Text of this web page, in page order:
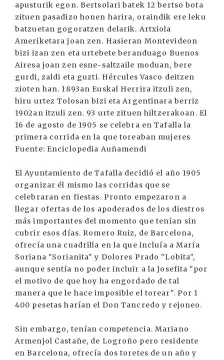
apusturik egon. Bertsolari batek 12 bertso bota
zituen pasadizo honen harira, oraindik ere leku
batzuetan gogoratzen delarik. Artxiola
Ameriketara joan zen. Hasieran Montevideon
bizi izan zen eta urtebete beranduago Buenos
Airesa joan zen esne-saltzaile moduan, bere
gurdi, zaldi eta guzti. Hércules Vasco deitzen
zioten han. 1893an Euskal Herrira itzuli zen,
hiru urtez Tolosan bizi eta Argentinara berriz
1902an itzuli zen. 93 urte zituen hiltzerakoan. El
16 de agosto de 1905 se celebra en Tafalla la
primera corrida en la que toreaban mujeres
Fuente: Enciclopedia Auñamendi
El Ayuntamiento de Tafalla decidió el año 1905
organizar él mismo las corridas que se
celebraran en fiestas. Pronto empezaron a
llegar ofertas de los apoderados de los diestros
más importantes del momento que tenían sin
cubrir esos días. Romero Ruiz, de Barcelona,
ofrecía una cuadrilla en la que incluía a María
Soriana "Sorianita" y Dolores Prado "Lobita",
aunque sentía no poder incluir a la Josefita "por
el motivo de que hoy ha engordado de tal
manera que le hace imposible el torear". Por 1
400 pesetas harían el Don Tancredo y rejoneo.
Sin embargo, tenían competencia. Mariano
Armenjol Castañe, de Logroño pero residente
en Barcelona, ofrecía dos toretes de un año y